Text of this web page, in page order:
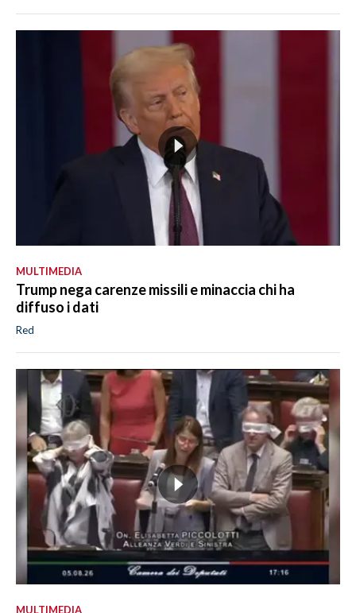
MULTIMEDIA
Trump nega carenze missili e minaccia chi ha
diffuso i dati
Red
MULTIMEDIA